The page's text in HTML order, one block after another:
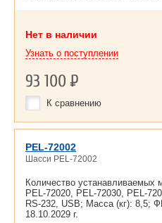
Нет в наличии
Узнать о поступлении
93 100Р
К сравнению
PEL-72002
Шасси PEL-72002
Количество устанавливаемых
PEL-72020, PEL-72030, PEL-
RS-232, USB; Масса (кг):
18.10.2029 г.